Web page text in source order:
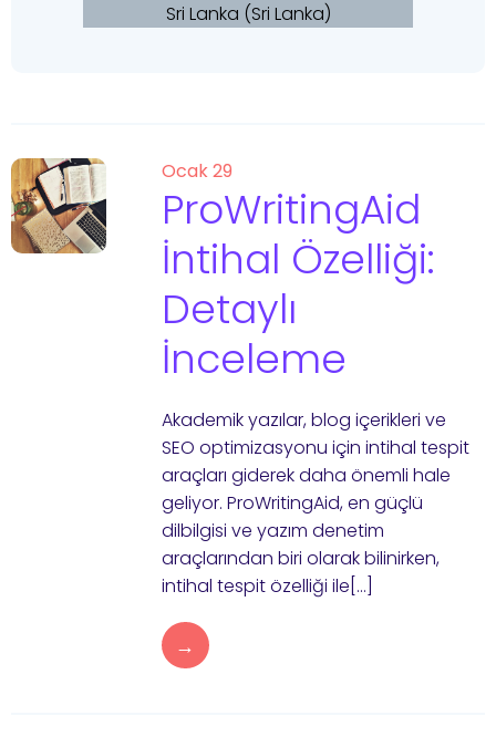
Sri Lanka (Sri Lanka)
Ocak 29
ProWritingAid
İntihal Özelliği:
Detaylı
İnceleme
Akademik yazılar, blog içerikleri ve
SEO optimizasyonu için intihal tespit
araçları giderek daha önemli hale
geliyor. ProWritingAid, en güçlü
dilbilgisi ve yazım denetim
araçlarından biri olarak bilinirken,
intihal tespit özelliği ile[…]
→